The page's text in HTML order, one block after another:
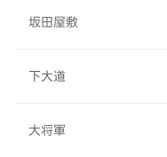
坂田屋敷
下大道
大将軍